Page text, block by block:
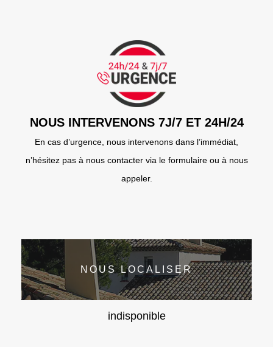
NOUS INTERVENONS 7J/7 ET 24H/24
En cas d’urgence, nous intervenons dans l’immédiat,
n’hésitez pas à nous contacter via le formulaire ou à nous
appeler.
NOUS LOCALISER
indisponible